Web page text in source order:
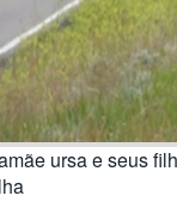
ursa e seus